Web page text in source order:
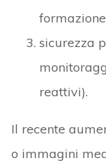
sicurezza
reattivi).
Il recente
o immagini